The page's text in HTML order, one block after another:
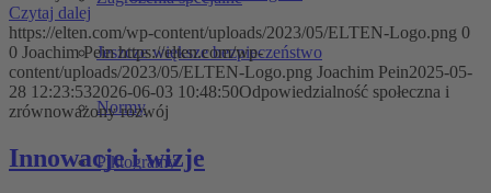
Jeszcze większe bezpieczeństwo
Normy
Piktogramy
Czytaj dalej
https://elten.com/wp-content/uploads/2023/05/ELTEN-Logo.png 0
0 Joachim Pein https://elten.com/wp-
content/uploads/2023/05/ELTEN-Logo.png Joachim Pein2025-05-
28 12:23:532026-06-03 10:48:50Odpowiedzialność społeczna i
zrównoważony rozwój
Innowacje i wizje